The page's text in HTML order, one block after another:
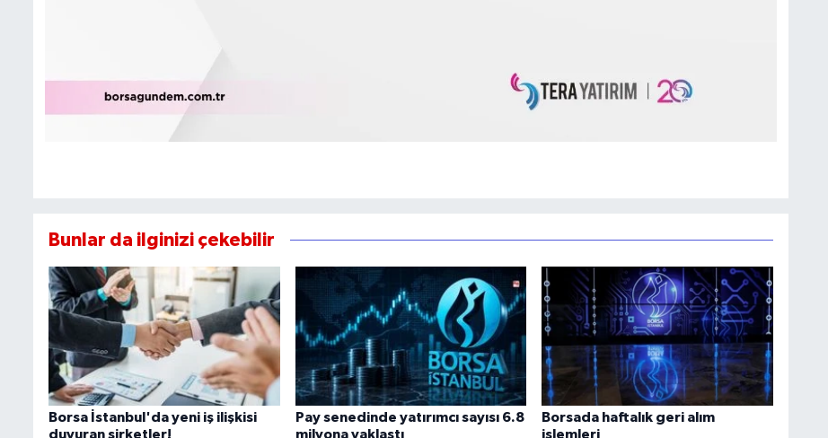
Bunlar da ilginizi çekebilir
Borsa İstanbul'da yeni iş ilişkisi
duyuran şirketler!
Pay senedinde yatırımcı sayısı 6.8
milyona yaklaştı
Borsada haftalık geri alım
işlemleri